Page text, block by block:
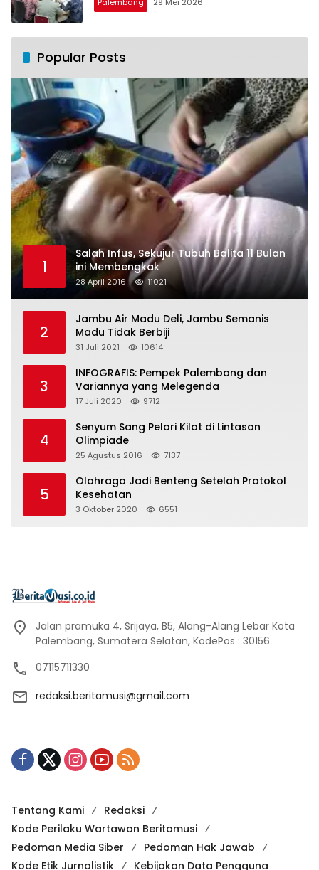
Popular Posts
1
Salah Infus, Sekujur Tubuh Balita 11 Bulan
ini Membengkak
28 April 2016 11021
2
Jambu Air Madu Deli, Jambu Semanis
Madu Tidak Berbiji
31 Juli 2021 10614
3
INFOGRAFIS: Pempek Palembang dan
Variannya yang Melegenda
17 Juli 2020 9712
4
Senyum Sang Pelari Kilat di Lintasan
Olimpiade
25 Agustus 2016 7137
5
Olahraga Jadi Benteng Setelah Protokol
Kesehatan
3 Oktober 2020 6551
Jalan pramuka 4, Srijaya, B5, Alang-Alang Lebar Kota
Palembang, Sumatera Selatan, KodePos : 30156.
07115711330
redaksi.beritamusi@gmail.com
Tentang Kami
Redaksi
Kode Perilaku Wartawan Beritamusi
Pedoman Media Siber
Pedoman Hak Jawab
Kode Etik Jurnalistik
Kebijakan Data Pengguna